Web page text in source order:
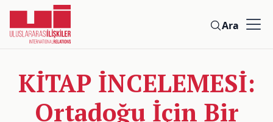
Ara
KİTAP İNCELEMESİ:
Ortadoğu İçin Bir